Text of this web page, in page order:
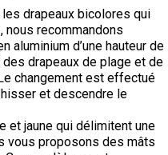
drapeaux bicolores qui
recommandons
aluminium d’une hauteur de
drapeaux de plage et de
changement est effectué
et descendre le
et jaune qui délimitent une
vous proposons des mâts